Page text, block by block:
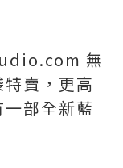
無
賣，更高
部全新藍